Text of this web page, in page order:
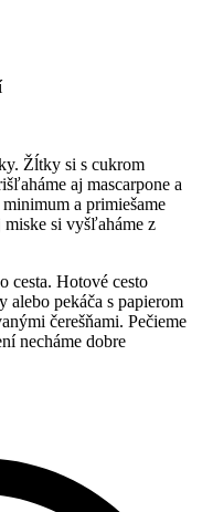
Žĺtky si s cukrom
aj mascarpone a
a primiešame
si vyšľaháme z
cesta. Hotové cesto
alebo pekáča s papierom
čerešňami. Pečieme
necháme dobre